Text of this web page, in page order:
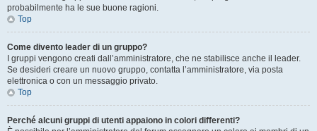
probabilmente ha le sue buone ragioni.
Top
Come divento leader di un gruppo?
I gruppi vengono creati dall’amministratore, che ne stabilisce anche il leader.
Se desideri creare un nuovo gruppo, contatta l’amministratore, via posta
elettronica o con un messaggio privato.
Top
Perché alcuni gruppi di utenti appaiono in colori differenti?